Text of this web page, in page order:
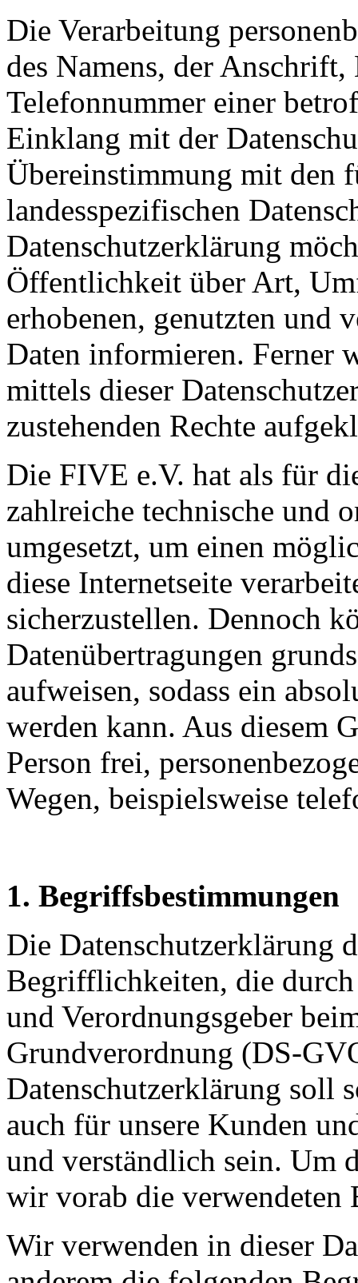
Die Verarbeitung
des Namens, der
Telefonnummer einer
Einklang mit der
Übereinstimmung mit den
landesspezifischen
Datenschutzerklärung
Öffentlichkeit über Art,
erhobenen, genutzten und
Daten informieren. Ferner
mittels dieser
zustehenden Rechte
Die FIVE e.V. hat als für
zahlreiche technische und
umgesetzt, um einen
diese Internetseite
sicherzustellen. Dennoch
Datenübertragungen
aufweisen, sodass ein
werden kann. Aus diesem
Person frei,
Wegen, beispielsweise
1. Begriffsbestimmungen
Die Datenschutzerklärung
Begrifflichkeiten, die
und Verordnungsgeber
Grundverordnung (DS-
Datenschutzerklärung soll
auch für unsere Kunden
und verständlich sein. Um
wir vorab die
Wir verwenden in dieser